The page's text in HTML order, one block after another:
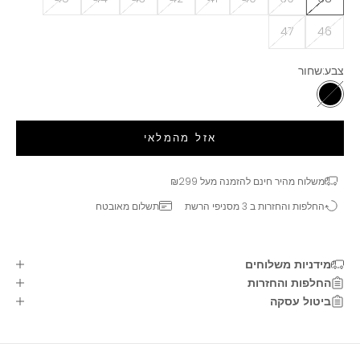
46
47
צבע:שחור
שחור
אזל מהמלאי
משלוח מהיר חינם להזמנה מעל ₪299
החלפות והחזרות ב 3 מסניפי הרשת
תשלום מאובטח
מידניות משלוחים
החלפות והחזרות
ביטול עסקה
בואו להיות חברים שלנו!